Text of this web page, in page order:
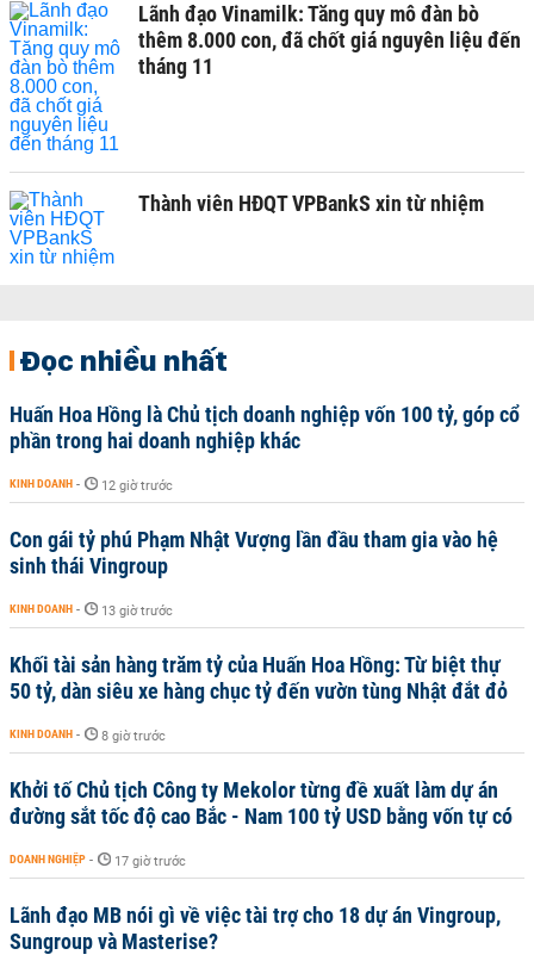
Lãnh đạo Vinamilk: Tăng quy mô đàn bò
thêm 8.000 con, đã chốt giá nguyên liệu đến
tháng 11
Thành viên HĐQT VPBankS xin từ nhiệm
Đọc nhiều nhất
Huấn Hoa Hồng là Chủ tịch doanh nghiệp vốn 100 tỷ, góp cổ
phần trong hai doanh nghiệp khác
KINH DOANH - 12 giờ trước
Con gái tỷ phú Phạm Nhật Vượng lần đầu tham gia vào hệ
sinh thái Vingroup
KINH DOANH - 13 giờ trước
Khối tài sản hàng trăm tỷ của Huấn Hoa Hồng: Từ biệt thự
50 tỷ, dàn siêu xe hàng chục tỷ đến vườn tùng Nhật đắt đỏ
KINH DOANH - 8 giờ trước
Khởi tố Chủ tịch Công ty Mekolor từng đề xuất làm dự án
đường sắt tốc độ cao Bắc - Nam 100 tỷ USD bằng vốn tự có
DOANH NGHIỆP - 17 giờ trước
Lãnh đạo MB nói gì về việc tài trợ cho 18 dự án Vingroup,
Sungroup và Masterise?